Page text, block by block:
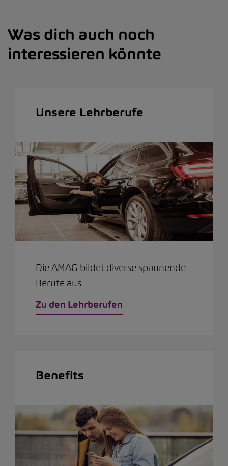
Was dich auch noch
interessieren könnte
Unsere Lehrberufe
Die AMAG bildet diverse spannende
Berufe aus
Zu den Lehrberufen
Benefits